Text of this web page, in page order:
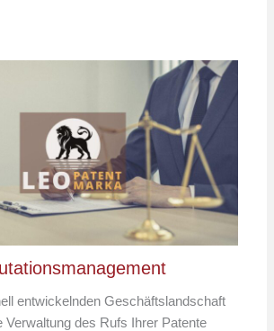
entwickelnden Geschäftslandschaft
Verwaltung des Rufs Ihrer Patente